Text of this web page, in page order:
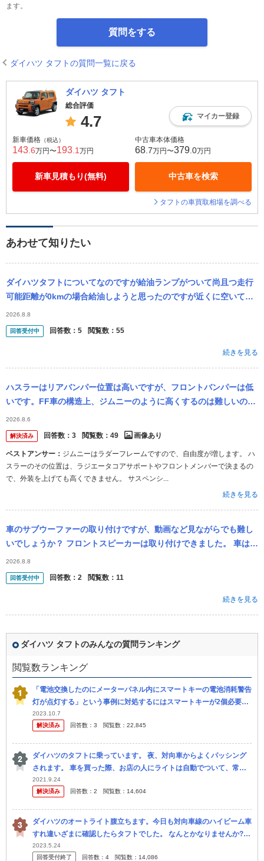
ます。
質問をする
ダイハツ タフトの質問一覧に戻る
ダイハツ タフト
総合評価
4.7 マイカー登録
新車価格 （税込）
143 .6万円〜193 .1 万円
新車見積もり(無料)
中古車本体価格
68 .7万円〜379 .0万円
中古車を検索
タフトの車買取相場を調べる
あわせて知りたい
ダイハツタフトについてなのですが給油ランプがついて尚且つ走行
可能距離が0kmの場合給油しようと思ったのですが近くに空いてる
ガソリンスタンドが無くて明日入れに行こうと思ってるのですが近
場が1.4k...
2026.8.8
回答受付中 回答数： 5 閲覧数： 55
続きを見る
ハスラーはリアバンパー位置は高いですが、フロントバンパーは低
いです。FF車の構造上、ジムニーのように高くするのは難しいので
しょうか？
2026.8.6
解決済み 回答数： 3 閲覧数： 49 画像あり
ベストアンサー： ジムニーはラダーフレームですので、自由度が増します。 ハ
スラーのその位置は、ラジエータコアサポートやフロントメンバーで決まるの
で、外装を上げても高くできません。 サスペンシ...
続きを見る
車のサブウーファーの取り付けですが、動画など見ながらでも難し
いでしょうか？ フロントスピーカーは取り付けできました。 車はタ
フトです。 やってみたら意外と楽しかったのですが、さすがにスピ
ーカーと...
2026.8.8
回答受付中 回答数： 2 閲覧数： 11
続きを見る
ダイハツ タフトのみんなの質問ランキング
閲覧数ランキング
「電池交換したのにメーターパネル内にスマートキーの電池消耗警告
灯が点灯する」という事例に対処するにはスマートキーが2個必要な
んですよね？ １個しか無い場合は「討つ手無し」ですか？ その１個
のキー...
2023.10.7
解決済み
回答数： 3 閲覧数： 22,845
ダイハツのタフトに乗っています。 夜、対向車からよくパッシング
されます。 車を買った際、お店の人にライトは自動でついて、常に
上向き、対向車が来た時だけ勝手に下向きになる？みたいな説明をさ
れたので...
2021.9.24
解決済み
回答数： 2 閲覧数： 14,604
ダイハツのオートライト腹立ちます。今日も対向車線のハイビーム車
すれ違いざまに確認したらタフトでした。 なんとかなりませんか?こ
れも不正をなんかやってるのですか?
2023.5.24
回答受付終了
回答数： 4 閲覧数： 14,086